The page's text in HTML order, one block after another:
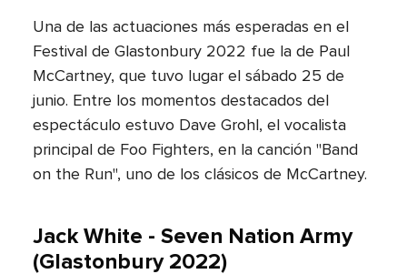
Una de las actuaciones más esperadas en el
Festival de Glastonbury 2022 fue la de Paul
McCartney, que tuvo lugar el sábado 25 de
junio. Entre los momentos destacados del
espectáculo estuvo Dave Grohl, el vocalista
principal de Foo Fighters, en la canción "Band
on the Run", uno de los clásicos de McCartney.
Jack White - Seven Nation Army
(Glastonbury 2022)